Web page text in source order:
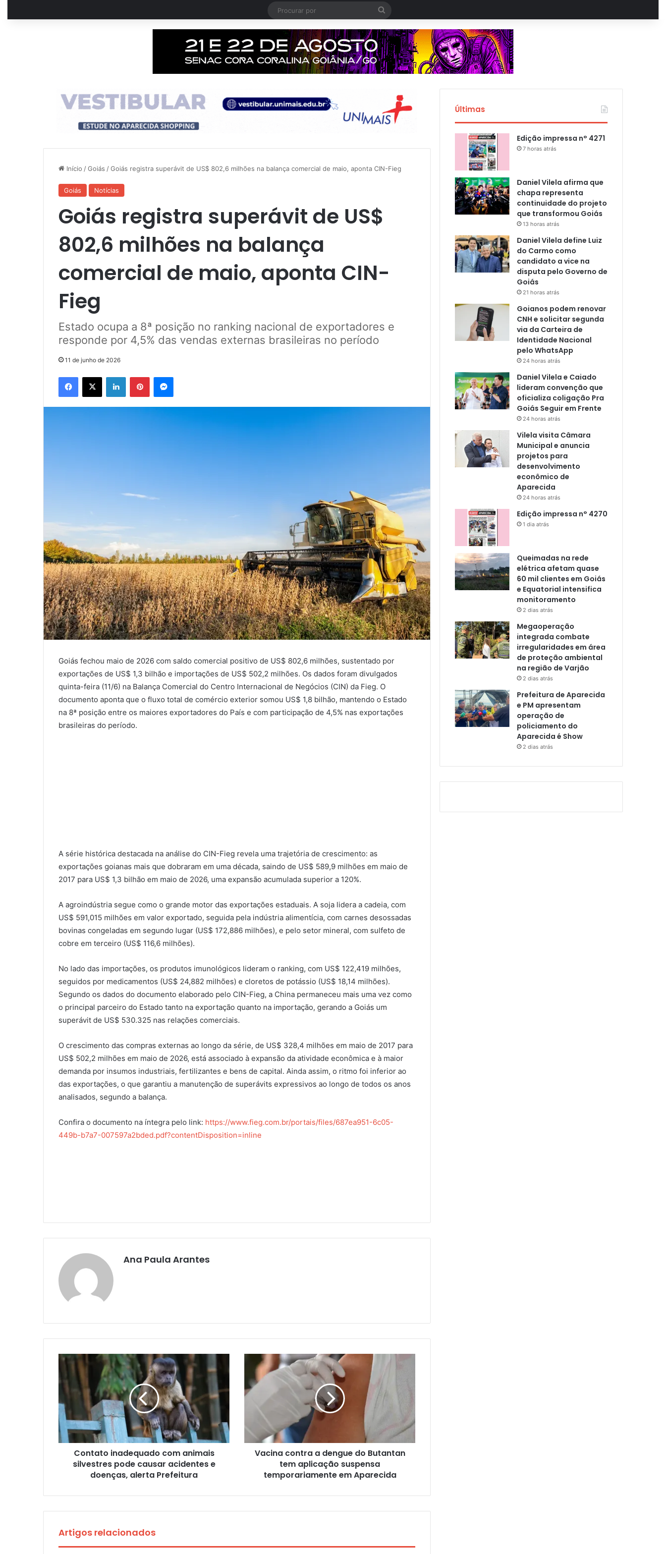
Procurar
por
Início /Goiás /Goiás registra superávit de US$ 802,6 milhões na balança comercial de maio, aponta CIN-Fieg
Goiás Notícias
Goiás registra superávit de US$
802,6 milhões na balança
comercial de maio, aponta CIN-
Fieg
Estado ocupa a 8ª posição no ranking nacional de exportadores e
responde por 4,5% das vendas externas brasileiras no período
11 de junho de 2026
Facebook
X LinkedinPinterestMessenger
Goiás fechou maio de 2026 com saldo comercial positivo de US$ 802,6 milhões, sustentado por
exportações de US$ 1,3 bilhão e importações de US$ 502,2 milhões. Os dados foram divulgados
quinta-feira (11/6) na Balança Comercial do Centro Internacional de Negócios (CIN) da Fieg. O
documento aponta que o fluxo total de comércio exterior somou US$ 1,8 bilhão, mantendo o Estado
na 8ª posição entre os maiores exportadores do País e com participação de 4,5% nas exportações
brasileiras do período.
A série histórica destacada na análise do CIN-Fieg revela uma trajetória de crescimento: as
exportações goianas mais que dobraram em uma década, saindo de US$ 589,9 milhões em maio de
2017 para US$ 1,3 bilhão em maio de 2026, uma expansão acumulada superior a 120%.
A agroindústria segue como o grande motor das exportações estaduais. A soja lidera a cadeia, com
US$ 591,015 milhões em valor exportado, seguida pela indústria alimentícia, com carnes desossadas
bovinas congeladas em segundo lugar (US$ 172,886 milhões), e pelo setor mineral, com sulfeto de
cobre em terceiro (US$ 116,6 milhões).
No lado das importações, os produtos imunológicos lideram o ranking, com US$ 122,419 milhões,
seguidos por medicamentos (US$ 24,882 milhões) e cloretos de potássio (US$ 18,14 milhões).
Segundo os dados do documento elaborado pelo CIN-Fieg, a China permaneceu mais uma vez como
o principal parceiro do Estado tanto na exportação quanto na importação, gerando a Goiás um
superávit de US$ 530.325 nas relações comerciais.
O crescimento das compras externas ao longo da série, de US$ 328,4 milhões em maio de 2017 para
US$ 502,2 milhões em maio de 2026, está associado à expansão da atividade econômica e à maior
demanda por insumos industriais, fertilizantes e bens de capital. Ainda assim, o ritmo foi inferior ao
das exportações, o que garantiu a manutenção de superávits expressivos ao longo de todos os anos
analisados, segundo a balança.
Confira o documento na íntegra pelo link: https://www.fieg.com.br/portais/files/687ea951-6c05-
449b-b7a7-007597a2bded.pdf?contentDisposition=inline
Ana Paula Arantes
Contato inadequado com animais
silvestres pode causar acidentes e
doenças, alerta Prefeitura
Vacina contra a dengue do Butantan
tem aplicação suspensa
temporariamente em Aparecida
Artigos relacionados
Últimas
Edição impressa n° 4271
7 horas atrás
Daniel Vilela afirma que
chapa representa
continuidade do projeto
que transformou Goiás
13 horas atrás
Daniel Vilela define Luiz
do Carmo como
candidato a vice na
disputa pelo Governo de
Goiás
21 horas atrás
Goianos podem renovar
CNH e solicitar segunda
via da Carteira de
Identidade Nacional
pelo WhatsApp
24 horas atrás
Daniel Vilela e Caiado
lideram convenção que
oficializa coligação Pra
Goiás Seguir em Frente
24 horas atrás
Vilela visita Câmara
Municipal e anuncia
projetos para
desenvolvimento
econômico de
Aparecida
24 horas atrás
Edição impressa n° 4270
1 dia atrás
Queimadas na rede
elétrica afetam quase
60 mil clientes em Goiás
e Equatorial intensifica
monitoramento
2 dias atrás
Megaoperação
integrada combate
irregularidades em área
de proteção ambiental
na região de Varjão
2 dias atrás
Prefeitura de Aparecida
e PM apresentam
operação de
policiamento do
Aparecida é Show
2 dias atrás